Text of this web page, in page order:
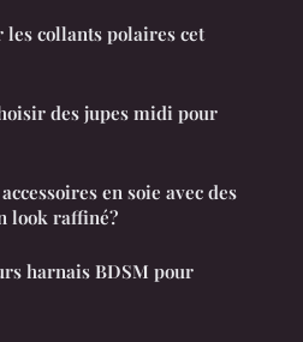
les collants polaires cet
des jupes midi pour
en soie avec des
look raffiné?
harnais BDSM pour